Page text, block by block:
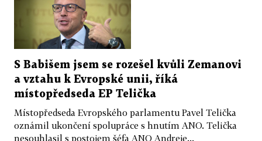
S Babišem jsem se rozešel kvůli Zemanovi
a vztahu k Evropské unii, říká
místopředseda EP Telička
Místopředseda Evropského parlamentu Pavel Telička
oznámil ukončení spolupráce s hnutím ANO. Telička
nesouhlasil s postojem šéfa ANO Andreje...